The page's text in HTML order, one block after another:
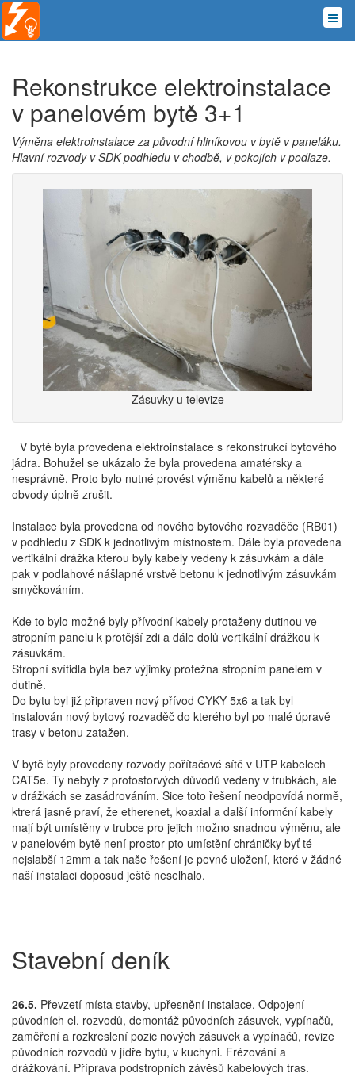
Rekonstrukce elektroinstalace
v panelovém bytě 3+1
Výměna elektroinstalace za původní hliníkovou v bytě v paneláku.
Hlavní rozvody v SDK podhledu v chodbě, v pokojích v podlaze.
Zásuvky u televize
V bytě byla provedena elektroinstalace s rekonstrukcí bytového
jádra. Bohužel se ukázalo že byla provedena amatérsky a
nesprávně. Proto bylo nutné provést výměnu kabelů a některé
obvody úplně zrušit.
Instalace byla provedena od nového bytového rozvaděče (RB01)
v podhledu z SDK k jednotlivým místnostem. Dále byla provedena
vertikální drážka kterou byly kabely vedeny k zásuvkám a dále
pak v podlahové nášlapné vrstvě betonu k jednotlivým zásuvkám
smyčkováním.
Kde to bylo možné byly přívodní kabely protaženy dutinou ve
stropním panelu k protější zdi a dále dolů vertikální drážkou k
zásuvkám.
Stropní svítidla byla bez výjimky protežna stropním panelem v
dutině.
Do bytu byl již připraven nový přívod CYKY 5x6 a tak byl
instalován nový bytový rozvaděč do kterého byl po malé úpravě
trasy v betonu zatažen.
V bytě byly provedeny rozvody pořítačové sítě v UTP kabelech
CAT5e. Ty nebyly z protostorvých důvodů vedeny v trubkách, ale
v drážkách se zasádrováním. Sice toto řešení neodpovídá normě,
ktrerá jasně praví, že etherenet, koaxial a další informční kabely
mají být umístěny v trubce pro jejich možno snadnou výměnu, ale
v panelovém bytě není prostor pto umístění chráničky byť té
nejslabší 12mm a tak naše řešení je pevné uložení, které v žádné
naší instalaci doposud ještě neselhalo.
Stavební deník
26.5. Převzetí místa stavby, upřesnění instalace. Odpojení
původních el. rozvodů, demontáž původních zásuvek, vypínačů,
zaměření a rozkreslení pozic nových zásuvek a vypínačů, revize
původních rozvodů v jídře bytu, v kuchyni. Frézování a
drážkování. Příprava podstropních závěsů kabelových tras.